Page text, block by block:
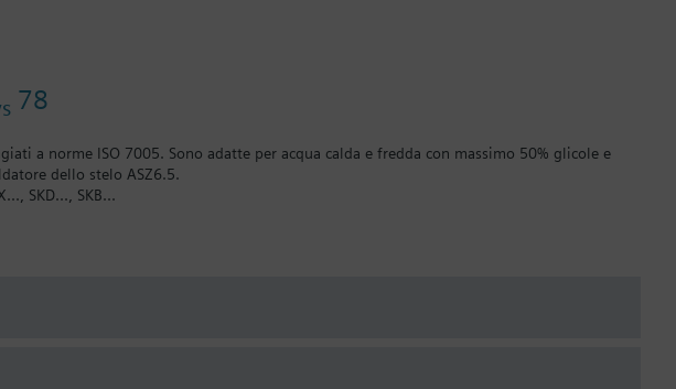
78
a norme ISO 7005. Sono adatte per acqua calda e fredda con massimo 50% glicole e
dello stelo ASZ6.5.
SKD..., SKB...